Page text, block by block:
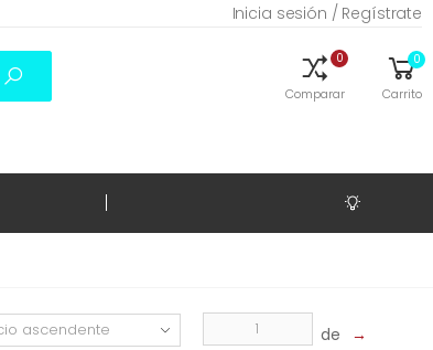
Inicia sesión / Regístrate
0
Comparar
0
Carrito
de →